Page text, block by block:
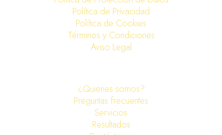
Política de Privacidad
Política de Cookies
Términos y Condiciones
Aviso Legal
¿Quienes somos?
Preguntas frecuentes
Servicios
Resultados